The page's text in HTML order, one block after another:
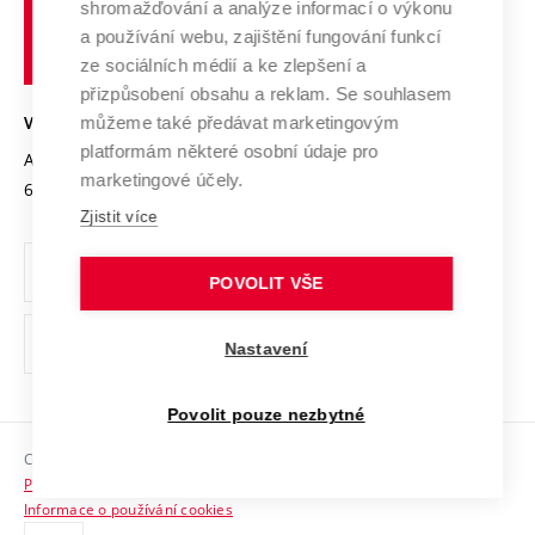
Transfer znalostí
Open Science
Projekty
Projekty ze strukturálních fondů
Specifický výzkum
Služby univerzity
Mezinárodní dohody
Univerzitní sítě
Udržitelná univerzita
Podnikavá univerzita / ContriBUTe
Bezpečná univerzita
Vyznamenání
Organizační struktura
Ochrana osobních údajů
odkaz)
Sociální bezpečí
HR Award
učení
technické
VYSOKÉ UČENÍ TECHNICKÉ V BRNĚ
Antonínská 548/1
602 00 Brno
www.vut.cz
vut@vutbr.cz
Copyright © 2026 VUT
Prohlášení o přístupnosti
Informace o používání cookies
shromažďování a analýze informací o výkonu
a používání webu, zajištění fungování funkcí
ze sociálních médií a ke zlepšení a
přizpůsobení obsahu a reklam. Se souhlasem
můžeme také předávat marketingovým
platformám některé osobní údaje pro
marketingové účely.
Zjistit více
POVOLIT VŠE
Nastavení
Povolit pouze nezbytné